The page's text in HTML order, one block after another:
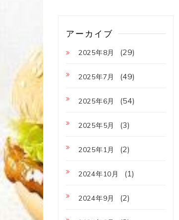
アーカイブ
2025年8月 (29)
2025年7月 (49)
2025年6月 (54)
2025年5月 (3)
2025年1月 (2)
2024年10月 (1)
2024年9月 (2)